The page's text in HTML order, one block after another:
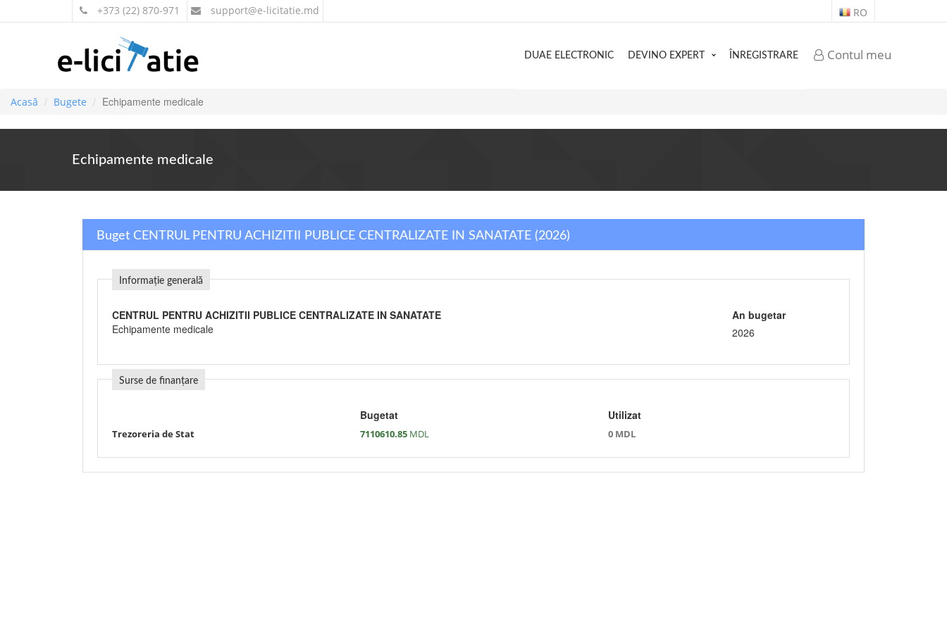
+373 (22) 870-971 support@e-licitatie.md RO
Contul meu
DUAE ELECTRONIC DEVINO EXPERT ÎNREGISTRARE
Acasă Bugete Echipamente medicale
Echipamente medicale
Buget CENTRUL PENTRU ACHIZITII PUBLICE CENTRALIZATE IN SANATATE (2026)
Informație generală
CENTRUL PENTRU ACHIZITII PUBLICE CENTRALIZATE IN SANATATE
Echipamente medicale
An bugetar
2026
Surse de finanțare
Bugetat Utilizat
Trezoreria de Stat 7110610.85 MDL 0 MDL